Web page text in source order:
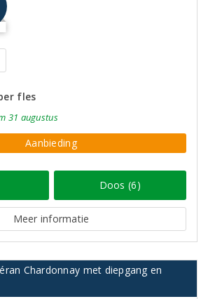
fles
31 augustus
Aanbieding
Doos (6)
Meer informatie
Chardonnay met diepgang en